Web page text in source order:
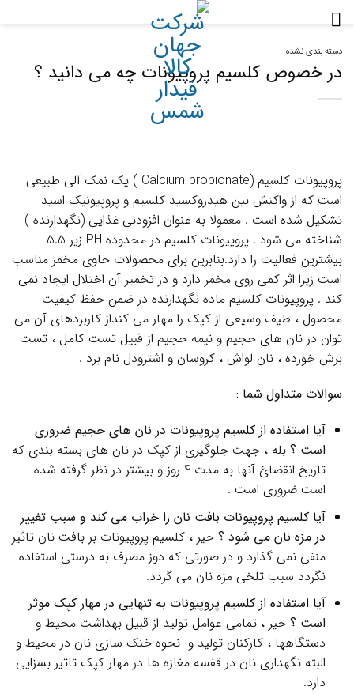
Skip
content
دسته بندی نشده
در خصوص کلسیم پروپیونات چه می دانید ؟
پروپیونات کلسیم (Calcium propionate ) یک نمک آلی طبیعی
است که از واکنش بین هیدروکسید کلسیم و پروپیونیک اسید
تشکیل شده است . معمولا به عنوان افزودنی غذایی (نگهدارنده )
شناخته می شود . پروپیونات کلسیم در محدوده PH زیر 5.5
بیشترین فعالیت را دارد.بنابرین برای محصولات حاوی مخمر مناسب
است زیرا اثر کمی روی مخمر دارد و در تخمیر آن اختلال ایجاد نمی
کند . پروپیونات کلسیم ماده نگهدارنده در ضمن حفظ کیفیت
محصول ، طیف وسیعی از کپک را مهار می کنداز کاربردهای آن می
توان در نان های حجیم و نیمه حجیم از قبیل تست کامل ، تست
برش خورده ، نان لواش ، کروسان و اشترودل نام برد .
سوالات متداول شما :
آیا استفاده از کلسیم پروپیونات در نان های حجیم ضروری
است ؟بله ، جهت جلوگیری از کپک در نان های بسته بندی که
تاریخ انقضائ آنها به مدت 4 روز و بیشتر در نظر گرفته شده
است ضروری است .
آیا کلسیم پروپیونات بافت نان را خراب می کند و سبب تغییر
در مزه نان می شود ؟خیر ، کلسیم پروپیونات بر بافت نان تاثیر
منفی نمی گذارد و در صورتی که دوز مصرف به درستی استفاده
نگردد سبب تلخی مزه نان می گردد.
آیا استفاده از کلسیم پروپیونات به تنهایی در مهار کپک موثر
است ؟خیر ، تمامی عوامل تولید از قبیل بهداشت محیط و
دستگاهها ، کارکنان تولید و نحوه خنک سازی نان در محیط و
البته نگهداری نان در قفسه مغازه ها در مهار کپک تاثیر بسزایی
دارد.